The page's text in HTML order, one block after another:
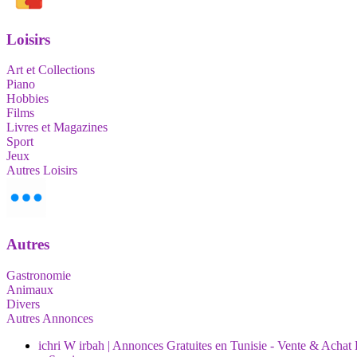
Loisirs
Art et Collections
Piano
Hobbies
Films
Livres et Magazines
Sport
Jeux
Autres Loisirs
Autres
Gastronomie
Animaux
Divers
Autres Annonces
ichri W irbah | Annonces Gratuites en Tunisie - Vente & Achat